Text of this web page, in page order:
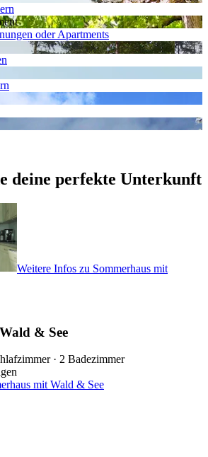
oder Apartments
deine perfekte Unterkunft
Weitere Infos zu Sommerhaus mit
& See
· 2 Badezimmer
mit Wald & See